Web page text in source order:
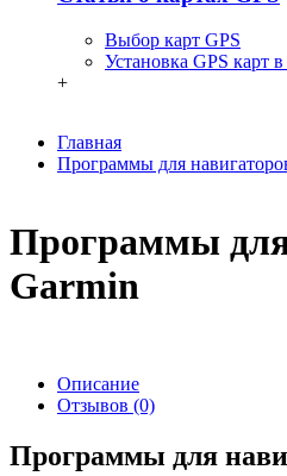
Выбор карт GPS
Установка GPS карт
+
Главная
Программы для
Программы для
Garmin
Описание
Отзывов (0)
Программы для